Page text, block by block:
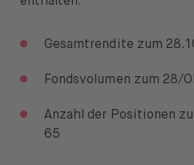
Gesamtrendite zum
Fondsvolumen zum 28/
Anzahl der Positionen
65